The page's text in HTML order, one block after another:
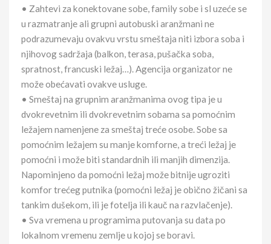
• Zahtevi za konektovane sobe, family sobe i sl uzeće se
u razmatranje ali grupni autobuski aranžmani ne
podrazumevaju ovakvu vrstu smeštaja niti izbora soba i
njihovog sadržaja (balkon, terasa, pušačka soba,
spratnost, francuski ležaj…). Agencija organizator ne
može obećavati ovakve usluge.
• Smeštaj na grupnim aranžmanima ovog tipa je u
dvokrevetnim ili dvokrevetnim sobama sa pomoćnim
ležajem namenjene za smeštaj treće osobe. Sobe sa
pomoćnim ležajem su manje komforne, a treći ležaj je
pomoćni i može biti standardnih ili manjih dimenzija.
Napominjeno da pomoćni ležaj može bitnije ugroziti
komfor trećeg putnika (pomoćni ležaj je obično žičani sa
tankim dušekom, ili je fotelja ili kauč na razvlačenje).
• Sva vremena u programima putovanja su data po
lokalnom vremenu zemlje u kojoj se boravi.